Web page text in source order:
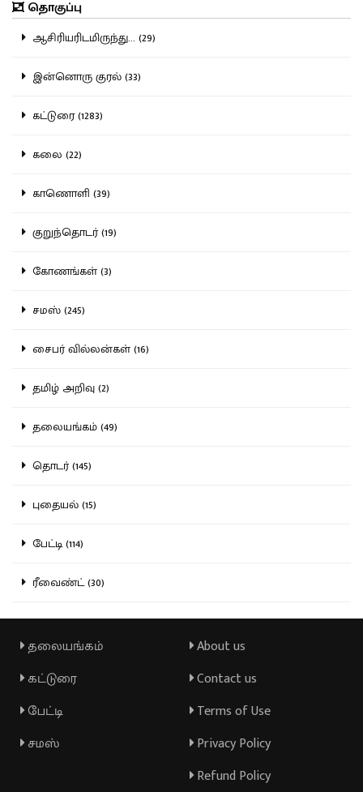
தொகுப்பு
ஆசிரியரிடமிருந்து... (29)
இன்னொரு குரல் (33)
கட்டுரை (1283)
கலை (22)
காணொளி (39)
குறுந்தொடர் (19)
கோணங்கள் (3)
சமஸ் (245)
சைபர் வில்லன்கள் (16)
தமிழ் அறிவு (2)
தலையங்கம் (49)
தொடர் (145)
புதையல் (15)
பேட்டி (114)
ரீவைண்ட் (30)
தலையங்கம்
கட்டுரை
பேட்டி
சமஸ்
About us
Contact us
Terms of Use
Privacy Policy
Refund Policy